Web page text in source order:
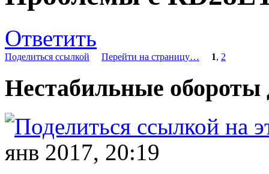
Ответить
Поделиться ссылкой Перейти на страницу… 1, 2
Нестабильные обороты
янв 2017, 20:19